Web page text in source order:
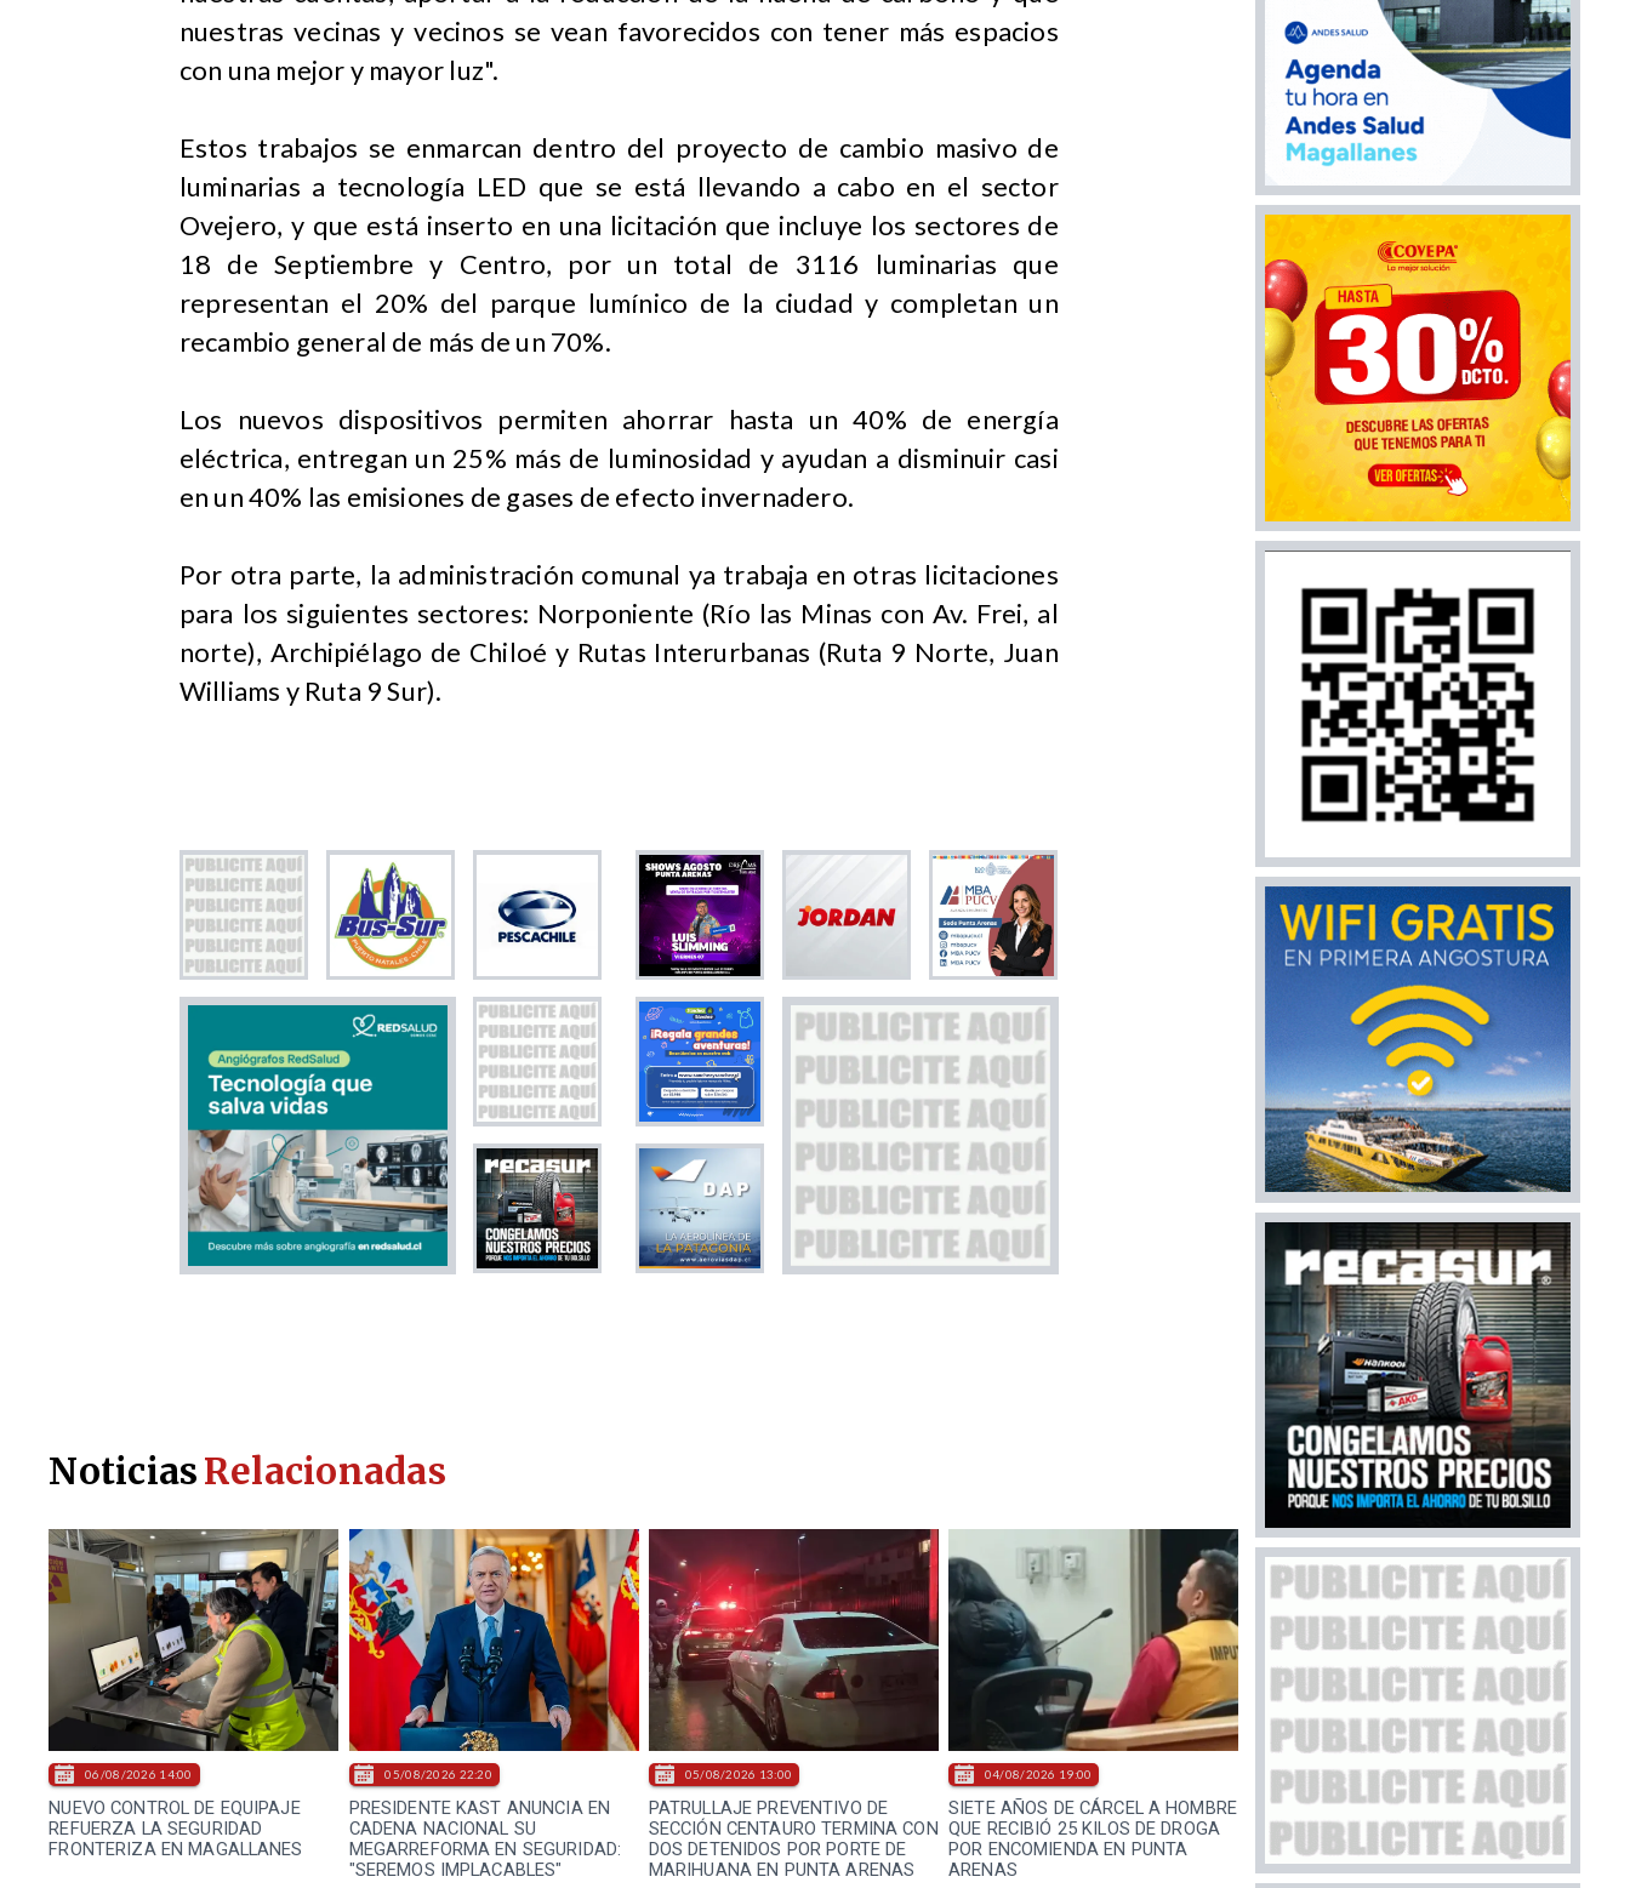
nuestras vecinas y vecinos se vean favorecidos con tener más espacios
con una mejor y mayor luz".
Estos trabajos se enmarcan dentro del proyecto de cambio masivo de
luminarias a tecnología LED que se está llevando a cabo en el sector
Ovejero, y que está inserto en una licitación que incluye los sectores de
18 de Septiembre y Centro, por un total de 3116 luminarias que
representan el 20% del parque lumínico de la ciudad y completan un
recambio general de más de un 70%.
Los nuevos dispositivos permiten ahorrar hasta un 40% de energía
eléctrica, entregan un 25% más de luminosidad y ayudan a disminuir casi
en un 40% las emisiones de gases de efecto invernadero.
Por otra parte, la administración comunal ya trabaja en otras licitaciones
para los siguientes sectores: Norponiente (Río las Minas con Av. Frei, al
norte), Archipiélago de Chiloé y Rutas Interurbanas (Ruta 9 Norte, Juan
Williams y Ruta 9 Sur).
NUEVO CONTROL DE EQUIPAJE
REFUERZA LA SEGURIDAD
FRONTERIZA EN MAGALLANES
06/08/2026 14:00
PRESIDENTE KAST ANUNCIA EN
CADENA NACIONAL SU
MEGARREFORMA EN SEGURIDAD:
"SEREMOS IMPLACABLES"
05/08/2026 22:20
PATRULLAJE PREVENTIVO DE
SECCIÓN CENTAURO TERMINA CON
DOS DETENIDOS POR PORTE DE
MARIHUANA EN PUNTA ARENAS
05/08/2026 13:00
SIETE AÑOS DE CÁRCEL A HOMBRE
QUE RECIBIÓ 25 KILOS DE DROGA
POR ENCOMIENDA EN PUNTA
ARENAS
04/08/2026 19:00
NoticiasRelacionadas